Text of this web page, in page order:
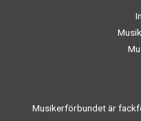
Musikerförbundet är